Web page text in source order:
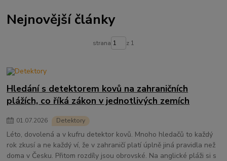
Nejnovější články
strana z 1
Hledání s detektorem kovů na zahraničních
plážích, co říká zákon v jednotlivých zemích
01.07.2026 Detektory
Léto, dovolená a v kufru detektor kovů. Mnoho hledačů to každý
rok zkusí a ne každý ví, že v zahraničí platí úplně jiná pravidla než
doma v Česku. Přitom rozdíly jsou obrovské. Na anglické pláži si s